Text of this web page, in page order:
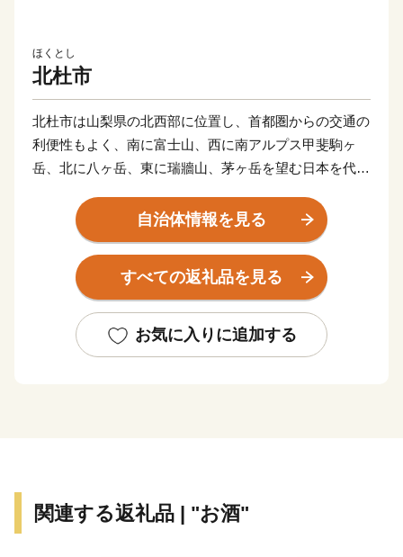
ほくとし
北杜市
北杜市は山梨県の北西部に位置し、首都圏からの交通の
利便性もよく、南に富士山、西に南アルプス甲斐駒ヶ
岳、北に八ヶ岳、東に瑞牆山、茅ヶ岳を望む日本を代表
を誇るエリアです。
美しい山々から育まれる豊富で清らかな名水は、日本名
水百選「尾白川」、「八ヶ岳南麓湧水群」、「金峰山・
瑞牆山源流」が選ばれおり、古くから、多くの農産物や
な役割を果たしてきました。
北杜市では、この「名水」を守り、未来に繋ぐサスティ
ファン」となっていただきたいと考えております。
自治体情報を見る
すべての返礼品を見る
お気に入りに追加する
関連する返礼品 | "お酒"